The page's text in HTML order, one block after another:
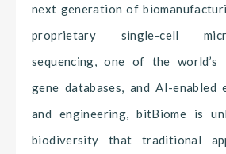
next generation of
proprietary single-cell
sequencing, one of the world’s
gene databases, and AI-enabled
and engineering, bitBiome is
biodiversity that traditional